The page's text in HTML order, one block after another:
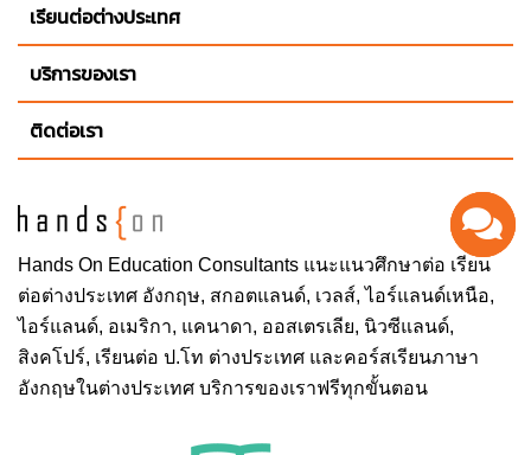
Hands On Education Consultants แนะแนวศึกษาต่อ เรียน
ต่อต่างประเทศ อังกฤษ, สกอตแลนด์, เวลส์, ไอร์แลนด์เหนือ,
ไอร์แลนด์, อเมริกา, แคนาดา, ออสเตรเลีย, นิวซีแลนด์,
สิงคโปร์, เรียนต่อ ป.โท ต่างประเทศ และคอร์สเรียนภาษา
อังกฤษในต่างประเทศ บริการของเราฟรีทุกขั้นตอน
เรียนต่อต่างประเทศ
บริการของเรา
ติดต่อเรา